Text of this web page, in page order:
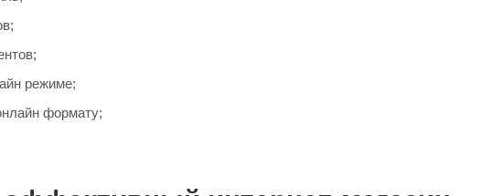
режиме;
формату;